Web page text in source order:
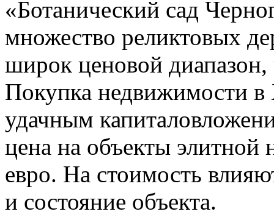
«Ботанический сад
множество реликтовых
широк ценовой диапазон,
Покупка недвижимости
удачным
цена на объекты
евро. На стоимость
и состояние объекта.